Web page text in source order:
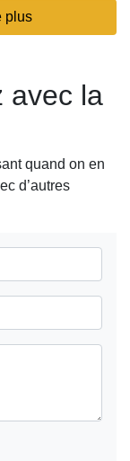
plus
avec la
quand on en
d’autres